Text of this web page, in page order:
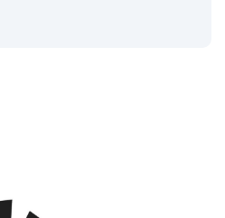
ТЭМЦЭЭН”-ЭЭР ШИЛДГҮҮДЭЭ
ТОДРУУЛЛАА...